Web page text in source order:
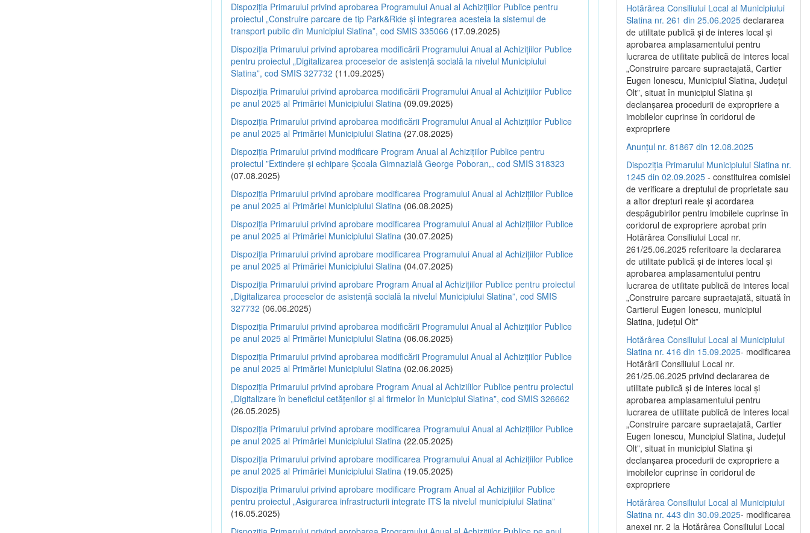
Dispoziția Primarului privind aprobarea Programului Anual al Achizițiilor Publice pentru
proiectul „Construire parcare de tip Park&Ride și integrarea acesteia la sistemul de
transport public din Municipiul Slatina”, cod SMIS 335066 (17.09.2025)
Dispoziția Primarului privind aprobarea modificării Programului Anual al Achizițiilor Publice
pentru proiectul „Digitalizarea proceselor de asistență socială la nivelul Municipiului
Slatina”, cod SMIS 327732 (11.09.2025)
Dispoziția Primarului privind aprobarea modificării Programului Anual al Achizițiilor Publice
pe anul 2025 al Primăriei Municipiului Slatina (09.09.2025)
Dispoziția Primarului privind aprobarea modificării Programului Anual al Achizițiilor Publice
pe anul 2025 al Primăriei Municipiului Slatina (27.08.2025)
Dispoziția Primarului privind modificare Program Anual al Achizițiilor Publice pentru
proiectul ”Extindere și echipare Școala Gimnazială George Poboran„, cod SMIS 318323
(07.08.2025)
Dispoziția Primarului privind aprobare modificarea Programului Anual al Achizițiilor Publice
pe anul 2025 al Primăriei Municipiului Slatina (06.08.2025)
Dispoziția Primarului privind aprobare modificarea Programului Anual al Achizițiilor Publice
pe anul 2025 al Primăriei Municipiului Slatina (30.07.2025)
Dispoziția Primarului privind aprobare modificarea Programului Anual al Achizițiilor Publice
pe anul 2025 al Primăriei Municipiului Slatina (04.07.2025)
Dispoziția Primarului privind aprobare Program Anual al Achizițiilor Publice pentru proiectul
„Digitalizarea proceselor de asistență socială la nivelul Municipiului Slatina”, cod SMIS
327732 (06.06.2025)
Dispoziția Primarului privind aprobarea modificării Programului Anual al Achizițiilor Publice
pe anul 2025 al Primăriei Municipiului Slatina (06.06.2025)
Dispoziția Primarului privind aprobarea modificării Programului Anual al Achizițiilor Publice
pe anul 2025 al Primăriei Municipiului Slatina (02.06.2025)
Dispoziția Primarului privind aprobare Program Anual al Achiziíilor Publice pentru proiectul
„Digitalizare în beneficiul cetățenilor și al firmelor în Municipiul Slatina”, cod SMIS 326662
(26.05.2025)
Dispoziția Primarului privind aprobare modificarea Programului Anual al Achizițiilor Publice
pe anul 2025 al Primăriei Municipiului Slatina (22.05.2025)
Dispoziția Primarului privind aprobare modificarea Programului Anual al Achizițiilor Publice
pe anul 2025 al Primăriei Municipiului Slatina (19.05.2025)
Dispoziția Primarului privind aprobare modificare Program Anual al Achizițiilor Publice
pentru proiectul „Asigurarea infrastructurii integrate ITS la nivelul municipiului Slatina”
(16.05.2025)
Hotărârea Consiliului Local al Municipiului
Slatina nr. 261 din 25.06.2025 declararea
de utilitate publică și de interes local și
aprobarea amplasamentului pentru
lucrarea de utilitate publică de interes local
„Construire parcare supraetajată, Cartier
Eugen Ionescu, Municipiul Slatina, Județul
Olt”, situat în municipiul Slatina și
declanșarea procedurii de expropriere a
imobilelor cuprinse în coridorul de
expropriere
Anunțul nr. 81867 din 12.08.2025
Dispoziția Primarului Municipiului Slatina nr.
1245 din 02.09.2025 - constituirea comisiei
de verificare a dreptului de proprietate sau
a altor drepturi reale și acordarea
despăgubirilor pentru imobilele cuprinse în
coridorul de expropriere aprobat prin
Hotărârea Consiliului Local nr.
261/25.06.2025 referitoare la declararea
de utilitate publică și de interes local și
aprobarea amplasamentului pentru
lucrarea de utilitate publică de interes local
„Construire parcare supraetajată, situată în
Cartierul Eugen Ionescu, municipiul
Slatina, județul Olt”
Hotărârea Consiliului Local al Municipiului
Slatina nr. 416 din 15.09.2025- modificarea
Hotărârii Consiliului Local nr.
261/25.06.2025 privind declararea de
utilitate publică și de interes local și
aprobarea amplasamentului pentru
lucrarea de utilitate publică de interes local
„Construire parcare supraetajată, Cartier
Eugen Ionescu, Muncipiul Slatina, Județul
Olt”, situat în municipiul Slatina și
declanșarea procedurii de expropriere a
imobilelor cuprinse în coridorul de
expropriere
Hotărârea Consiliului Local al Municipiului
Slatina nr. 443 din 30.09.2025- modificarea
anexei nr. 2 la Hotărârea Consiliului Local